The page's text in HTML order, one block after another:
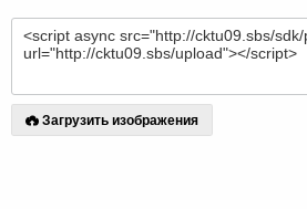
Загрузить изображения